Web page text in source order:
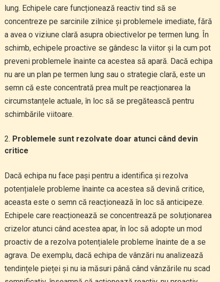
lung. Echipele care funcționează reactiv tind să se
concentreze pe sarcinile zilnice și problemele imediate, fără
a avea o viziune clară asupra obiectivelor pe termen lung. În
schimb, echipele proactive se gândesc la viitor și la cum pot
preveni problemele înainte ca acestea să apară. Dacă echipa
nu are un plan pe termen lung sau o strategie clară, este un
semn că este concentrată prea mult pe reacționarea la
circumstanțele actuale, în loc să se pregătească pentru
schimbările viitoare.
Problemele sunt rezolvate doar atunci când devin
critice
Dacă echipa nu face pași pentru a identifica și rezolva
potențialele probleme înainte ca acestea să devină critice,
aceasta este o semn că reacționează în loc să anticipeze.
Echipele care reacționează se concentrează pe soluționarea
crizelor atunci când acestea apar, în loc să adopte un mod
proactiv de a rezolva potențialele probleme înainte de a se
agrava. De exemplu, dacă echipa de vânzări nu analizează
tendințele pieței și nu ia măsuri până când vânzările nu scad